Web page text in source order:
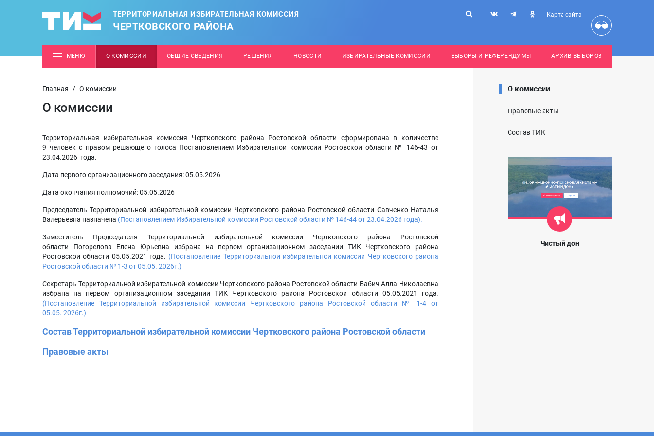
ТЕРРИТОРИАЛЬНАЯ ИЗБИРАТЕЛЬНАЯ КОМИССИЯ
ЧЕРТКОВСКОГО РАЙОНА
Карта сайта
МЕНЮ О КОМИССИИ ОБЩИЕ СВЕДЕНИЯ РЕШЕНИЯ НОВОСТИ ИЗБИРАТЕЛЬНЫЕ КОМИССИИ ВЫБОРЫ И РЕФЕРЕНДУМЫ АРХИВ ВЫБОРОВ
Главная / О комиссии
О комиссии
Территориальная избирательная комиссия Чертковского района Ростовской области сформирована в количестве
9 человек с правом решающего голоса Постановлением Избирательной комиссии Ростовской области № 146-43 от
23.04.2026 года.
Дата первого организационного заседания: 05.05.2026
Дата окончания полномочий: 05.05.2026
Председатель Территориальной избирательной комиссии Чертковского района Ростовской области Савченко Наталья
Валерьевна назначена (Постановлением Избирательной комиссии Ростовской области № 146-44 от 23.04.2026 года).
Заместитель Председателя Территориальной избирательной комиссии Чертковского района Ростовской
области Погорелова Елена Юрьевна избрана на первом организационном заседании ТИК Чертковского района
Ростовской области 05.05.2021 года. (Постановление Территориальной избирательной комиссии Чертковского района
Ростовской области № 1-3 от 05.05. 2026г.)
Секретарь Территориальной избирательной комиссии Чертковского района Ростовской области Бабич Алла Николаевна
избрана на первом организационном заседании ТИК Чертковского района Ростовской области 05.05.2021 года.
(Постановление Территориальной избирательной комиссии Чертковского района Ростовской области № 1-4 от
05.05. 2026г.)
Состав Территориальной избирательной комиссии Чертковского района Ростовской области
Правовые акты
О комиссии
Правовые акты
Состав ТИК
Чистый дон